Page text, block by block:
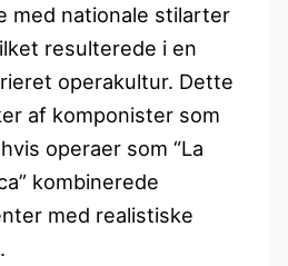
med nationale stilarter
resulterede i en
operakultur. Dette
af komponister som
operaer som “La
kombinerede
med realistiske